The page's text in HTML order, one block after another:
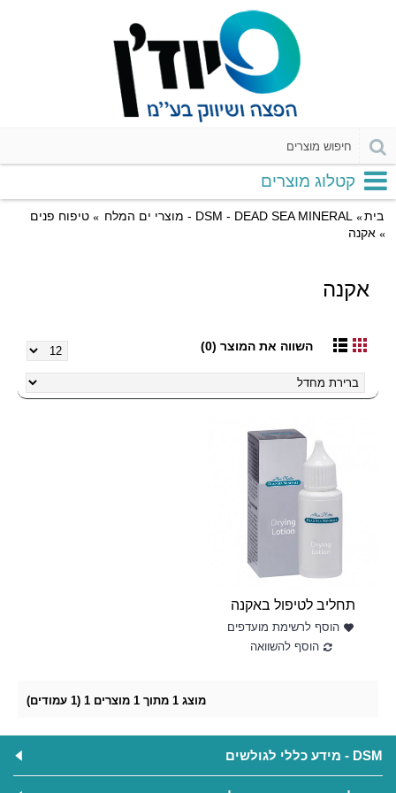
קטלוג מוצרים
בית DSM - DEAD SEA MINERAL - מוצרי ים המלח
טיפוח פנים
אקנה
אקנה
השווה את המוצר (0)
תחליב לטיפול באקנה
הוסף לרשימת מועדפים
הוסף להשוואה
מוצג 1 מתוך 1 מוצרים 1 (1 עמודים)
DSM - מידע כללי לגולשים